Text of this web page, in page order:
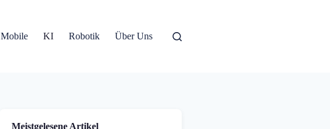
Mobile KI Robotik Über Uns
Meistgelesene Artikel